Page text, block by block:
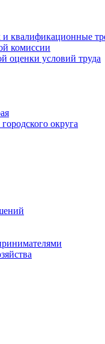
квалификационные
комиссии
оценки условий труда
округа